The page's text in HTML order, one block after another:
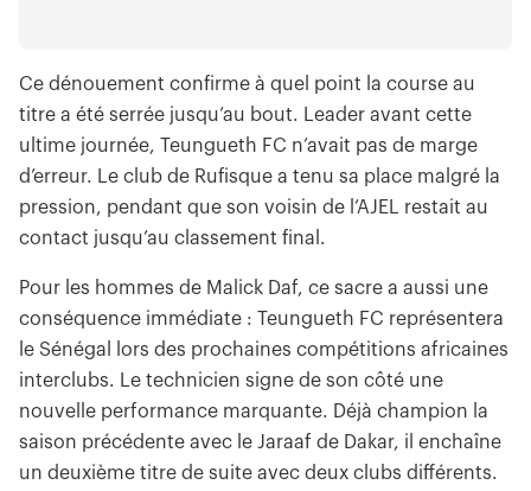
Ce dénouement confirme à quel point la course au
titre a été serrée jusqu’au bout. Leader avant cette
ultime journée, Teungueth FC n’avait pas de marge
d’erreur. Le club de Rufisque a tenu sa place malgré la
pression, pendant que son voisin de l’AJEL restait au
contact jusqu’au classement final.
Pour les hommes de Malick Daf, ce sacre a aussi une
conséquence immédiate : Teungueth FC représentera
le Sénégal lors des prochaines compétitions africaines
interclubs. Le technicien signe de son côté une
nouvelle performance marquante. Déjà champion la
saison précédente avec le Jaraaf de Dakar, il enchaîne
un deuxième titre de suite avec deux clubs différents.